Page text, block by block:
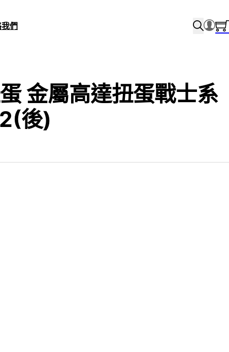
們
金屬高達扭蛋戰士系
後)
was: $399.0.